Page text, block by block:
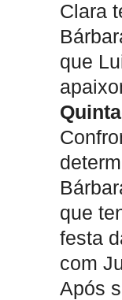
Clara
que
que
festa
com
Após